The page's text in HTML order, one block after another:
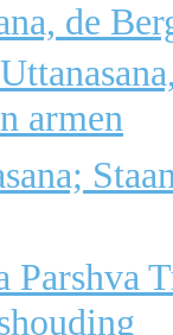
de
armen
Parshva